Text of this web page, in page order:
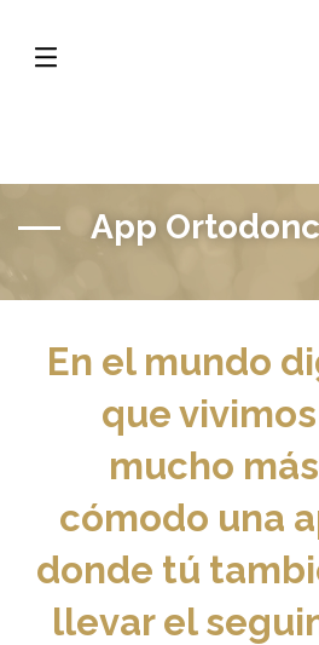
App
En el mundo
que
mucho
cómodo una
donde tú
llevar el